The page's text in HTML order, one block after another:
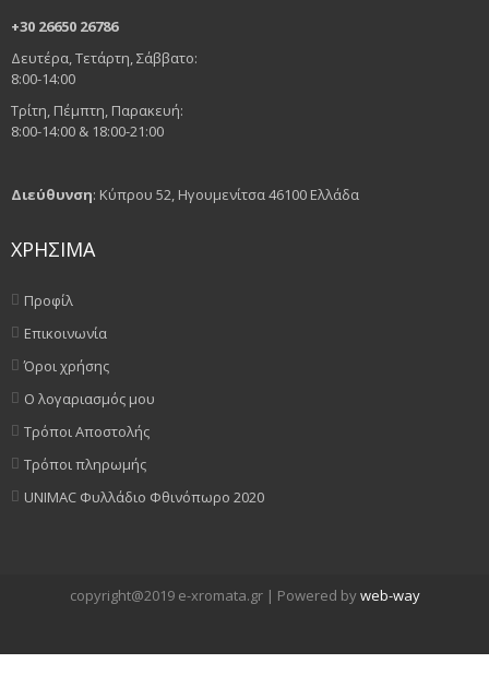
+30 26650 26786
Δευτέρα, Τετάρτη, Σάββατο:
8:00-14:00
Τρίτη, Πέμπτη, Παρακευή:
8:00-14:00 & 18:00-21:00
Διεύθυνση: Κύπρου 52, Ηγουμενίτσα 46100 Ελλάδα
ΧΡΗΣΙΜΑ
Προφίλ
Επικοινωνία
Όροι χρήσης
Ο λογαριασμός μου
Τρόποι Αποστολής
Τρόποι πληρωμής
UNIMAC Φυλλάδιο Φθινόπωρο 2020
copyright@2019 e-xromata.gr | Powered byweb-way